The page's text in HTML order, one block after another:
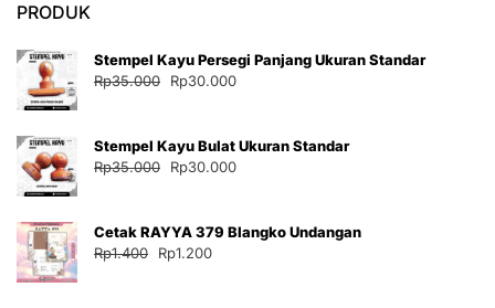
PRODUK
Stempel Kayu Persegi Panjang Ukuran Standar
Rp35.000
Harga
Rp35.000.
Rp30.000
adalah:
Stempel Kayu Bulat Ukuran Standar
Rp35.000
Harga
Rp35.000.
Rp30.000
adalah:
Cetak RAYYA 379 Blangko Undangan
Rp1.400
Harga
Rp1.200